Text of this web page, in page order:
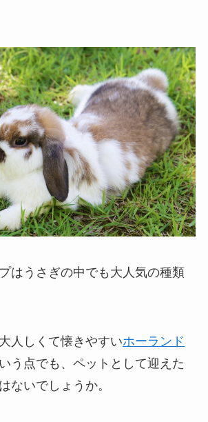
はうさぎの中でも大人気の種類
人しくて懐きやすいホーランド
う点でも、ペットとして迎えた
ないでしょうか。